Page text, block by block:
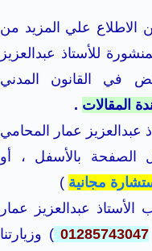
الاطلاع علي المزيد من
للأستاذ عبدالعزيز
في القانون المدني
المقالات .
عبدالعزيز عمار المحامي
بالأسفل ، أو
مجانية )
عبدالعزيز عمار
01285743047 ) وزيارتنا